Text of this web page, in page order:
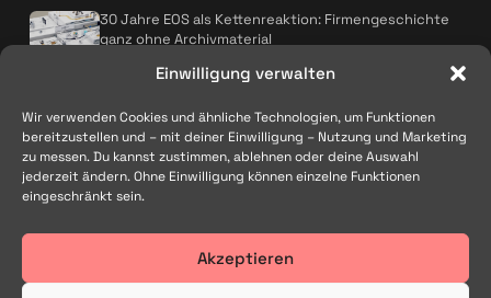
Einwilligung verwalten
Wir verwenden Cookies und ähnliche Technologien, um Funktionen
bereitzustellen und – mit deiner Einwilligung – Nutzung und Marketing
zu messen. Du kannst zustimmen, ablehnen oder deine Auswahl
jederzeit ändern. Ohne Einwilligung können einzelne Funktionen
eingeschränkt sein.
Akzeptieren
30 Jahre EOS als Kettenreaktion: Firmengeschichte
ganz ohne Archivmaterial
Spreadfilms x AQMOS: Wie KI die
Kampagnenproduktion neu denkt
Alle Artikel→
FOLGEN
Filmproduktion und Kreativagentur in Traunstein – für Marken im
gesamten deutschsprachigen Raum.